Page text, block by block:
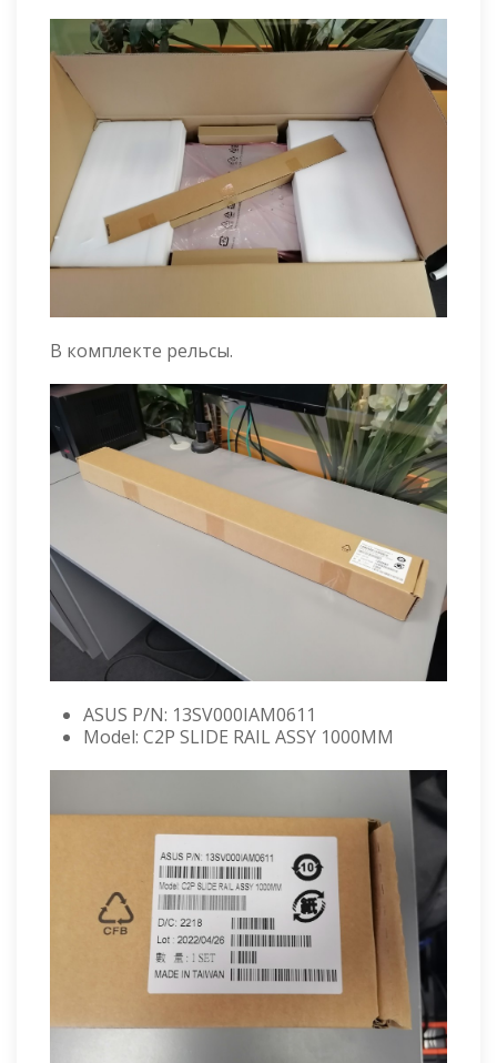
В комплекте рельсы.
ASUS P/N: 13SV000IAM0611
Model: C2P SLIDE RAIL ASSY 1000MM